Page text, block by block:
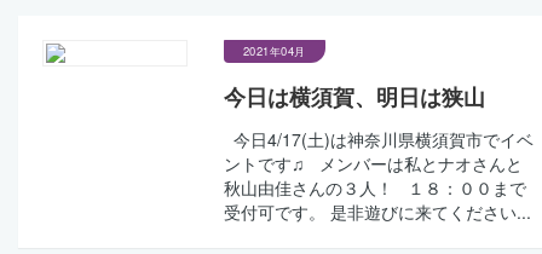
2021年04月
今日は横須賀、明日は狭山
今日4/17(土)は神奈川県横須賀市でイベ
ントです♫ メンバーは私とナオさんと
秋山由佳さんの３人！ １８：００まで
受付可です。 是非遊びに来てください...